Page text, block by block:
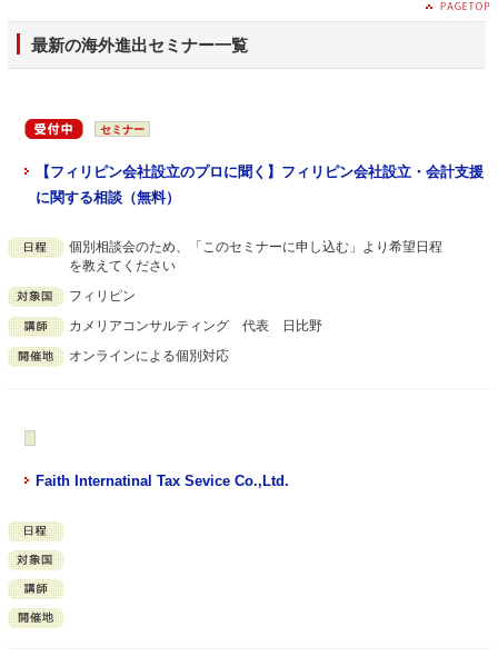
最新の海外進出セミナー一覧
セミナー
【フィリピン会社設立のプロに聞く】フィリピン会社設立・会計支援
に関する相談（無料）
個別相談会のため、「このセミナーに申し込む」より希望日程
を教えてください
フィリピン
カメリアコンサルティング 代表 日比野
オンラインによる個別対応
Faith Internatinal Tax Sevice Co.,Ltd.